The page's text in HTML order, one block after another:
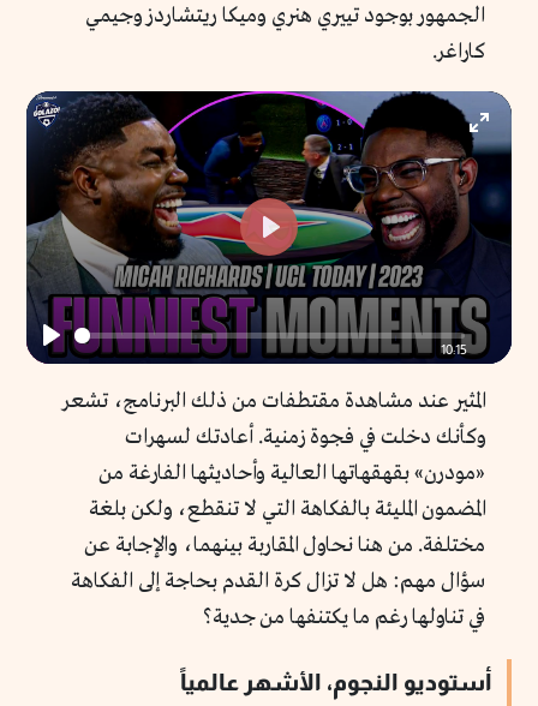
الجمهور بوجود تييري هنري وميكا ريتشاردز وجيمي
كاراغر.
Play
10:15
Enter
Play
المثير عند مشاهدة مقتطفات من ذلك البرنامج، تشعر
وكأنك دخلت في فجوة زمنية. أعادتك لسهرات
«مودرن» بقهقهاتها العالية وأحاديثها الفارغة من
المضمون المليئة بالفكاهة التي لا تنقطع، ولكن بلغة
مختلفة. من هنا نحاول المقاربة بينهما، والإجابة عن
سؤال مهم: هل لا تزال كرة القدم بحاجة إلى الفكاهة
في تناولها رغم ما يكتنفها من جدية؟
أستوديو النجوم، الأشهر عالمياً